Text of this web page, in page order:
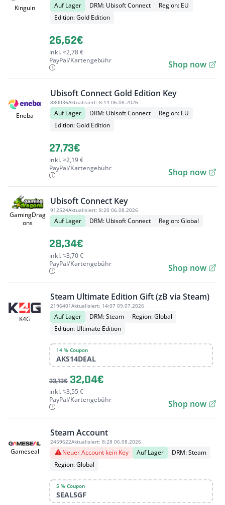
Kinguin Auf Lager DRM: Ubisoft Connect
Region: EU
Edition: Gold Edition
26,62€
inkl. ≈2,78 €
PayPal/Kartengebühr
Shop now
Eneba
Ubisoft Connect Gold Edition Key
880036Aktualisiert: 8:14 06.08.2026
Auf Lager DRM: Ubisoft Connect
Region: EU
Edition: Gold Edition
27,73€
inkl. ≈2,19 €
PayPal/Kartengebühr
Shop now
GamingDrag
ons
Ubisoft Connect Key
912524Aktualisiert: 8:20 06.08.2026
Auf Lager DRM: Ubisoft Connect Region: Global
28,34€
inkl. ≈3,70 €
PayPal/Kartengebühr
Shop now
K4G
Steam Ultimate Edition Gift (zB via Steam)
2196401Aktualisiert: 14:07 09.07.2026
Auf Lager DRM: Steam
Region: Global
Edition: Ultimate Edition
14 % Coupon
AKS14DEAL
33,13€ 32,04€
inkl. ≈3,55 €
PayPal/Kartengebühr
Shop now
Gameseal
Steam Account
2459622Aktualisiert: 8:28 06.08.2026
Neuer Account kein Key Auf Lager
DRM: Steam
Region: Global
5 % Coupon
SEAL5GF